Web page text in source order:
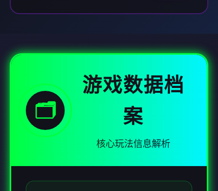
🗂️
游戏数据档
案
核心玩法信息解析